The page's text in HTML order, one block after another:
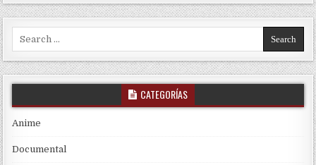
Search for:
CATEGORÍAS
Anime
Documental